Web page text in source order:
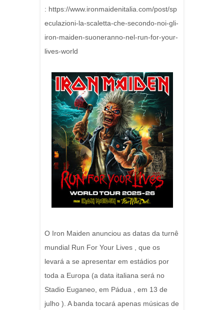
: https://www.ironmaidenitalia.com/post/sp
eculazioni-la-scaletta-che-secondo-noi-gli-
iron-maiden-suoneranno-nel-run-for-your-
lives-world
O Iron Maiden anunciou as datas da turnê
mundial Run For Your Lives , que os
levará a se apresentar em estádios por
toda a Europa (a data italiana será no
Stadio Euganeo, em Pádua , em 13 de
julho ). A banda tocará apenas músicas de